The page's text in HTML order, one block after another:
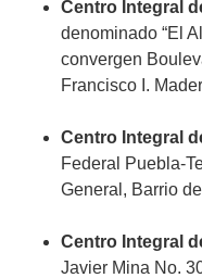
Centro Integral
denominado “El
convergen
Francisco I.
Centro Integral
Federal Puebla-
General, Barrio
Centro Integral
Javier Mina No.